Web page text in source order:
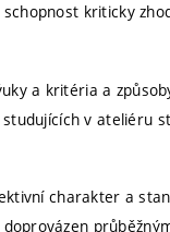
kriticky
a kritéria a
v ateliéru
charakter a